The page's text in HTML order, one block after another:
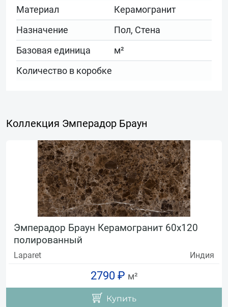
Материал
Керамогранит
Назначение
Пол, Стена
Базовая единица
м²
Количество в коробке
Коллекция Эмперадор Браун
Эмперадор Браун Керамогранит 60х120
полированный
Laparet Индия
2790 ₽ м²
Купить